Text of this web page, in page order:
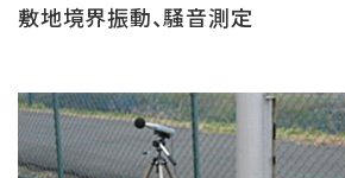
敷地境界振動、騒音測定